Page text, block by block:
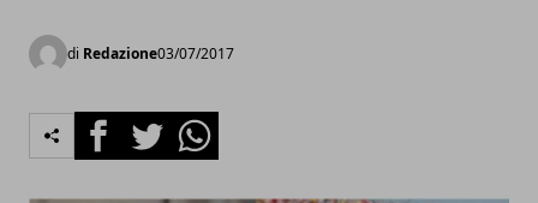
di Redazione03/07/2017
FacebookTwitterWhatsapp